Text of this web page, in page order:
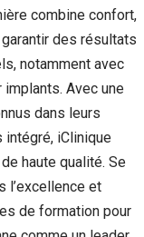
combine confort,
des résultats
notamment avec
Avec une
dans leurs
iClinique
haute qualité. Se
l’excellence et
de formation pour